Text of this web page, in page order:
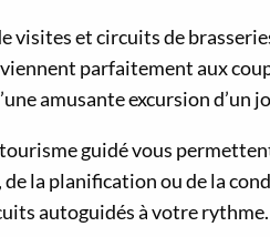
visites et circuits de
parfaitement aux
amusante excursion d’un
guidé vous
la planification ou de la
autoguidés à votre rythme.